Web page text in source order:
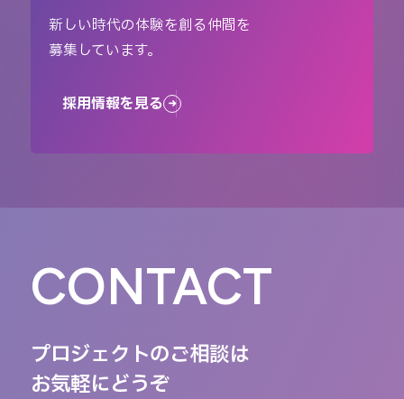
新しい時代の体験を創る仲間を
募集しています。
採用情報を見る
CONTACT
プロジェクトのご相談は
お気軽にどうぞ